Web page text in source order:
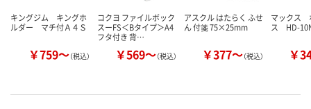
キングジム キングホ
ルダー マチ付Ａ４Ｓ
￥759～（税込）
コクヨ ファイルボック
スーFS＜Bタイプ＞A4
フタ付き 背…
￥569～（税込）
アスクル はたらく ふせ
ん 付箋 75×25mm
￥377～（税込）
マックス
ス HD-
￥